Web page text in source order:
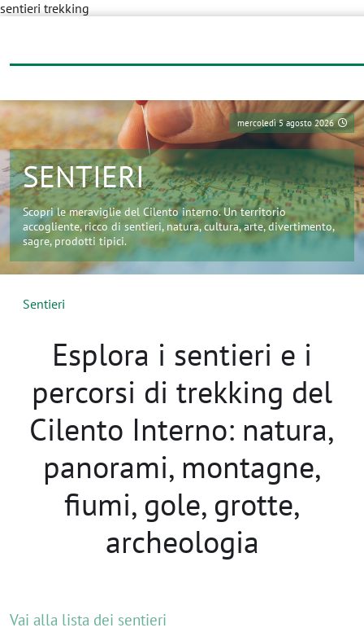
mercoledì 5 agosto 2026
SENTIERI
Scopri le meraviglie del Cilento interno. Un territorio
accogliente, ricco di sentieri, natura, cultura, arte, divertimento,
sagre, prodotti tipici.
Sentieri
Esplora i sentieri e i
percorsi di trekking del
Cilento Interno: natura,
panorami, montagne,
fiumi, gole, grotte,
archeologia
Vai alla lista dei sentieri